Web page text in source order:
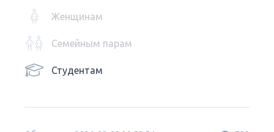
Женщинам
Семейным парам
Студентам